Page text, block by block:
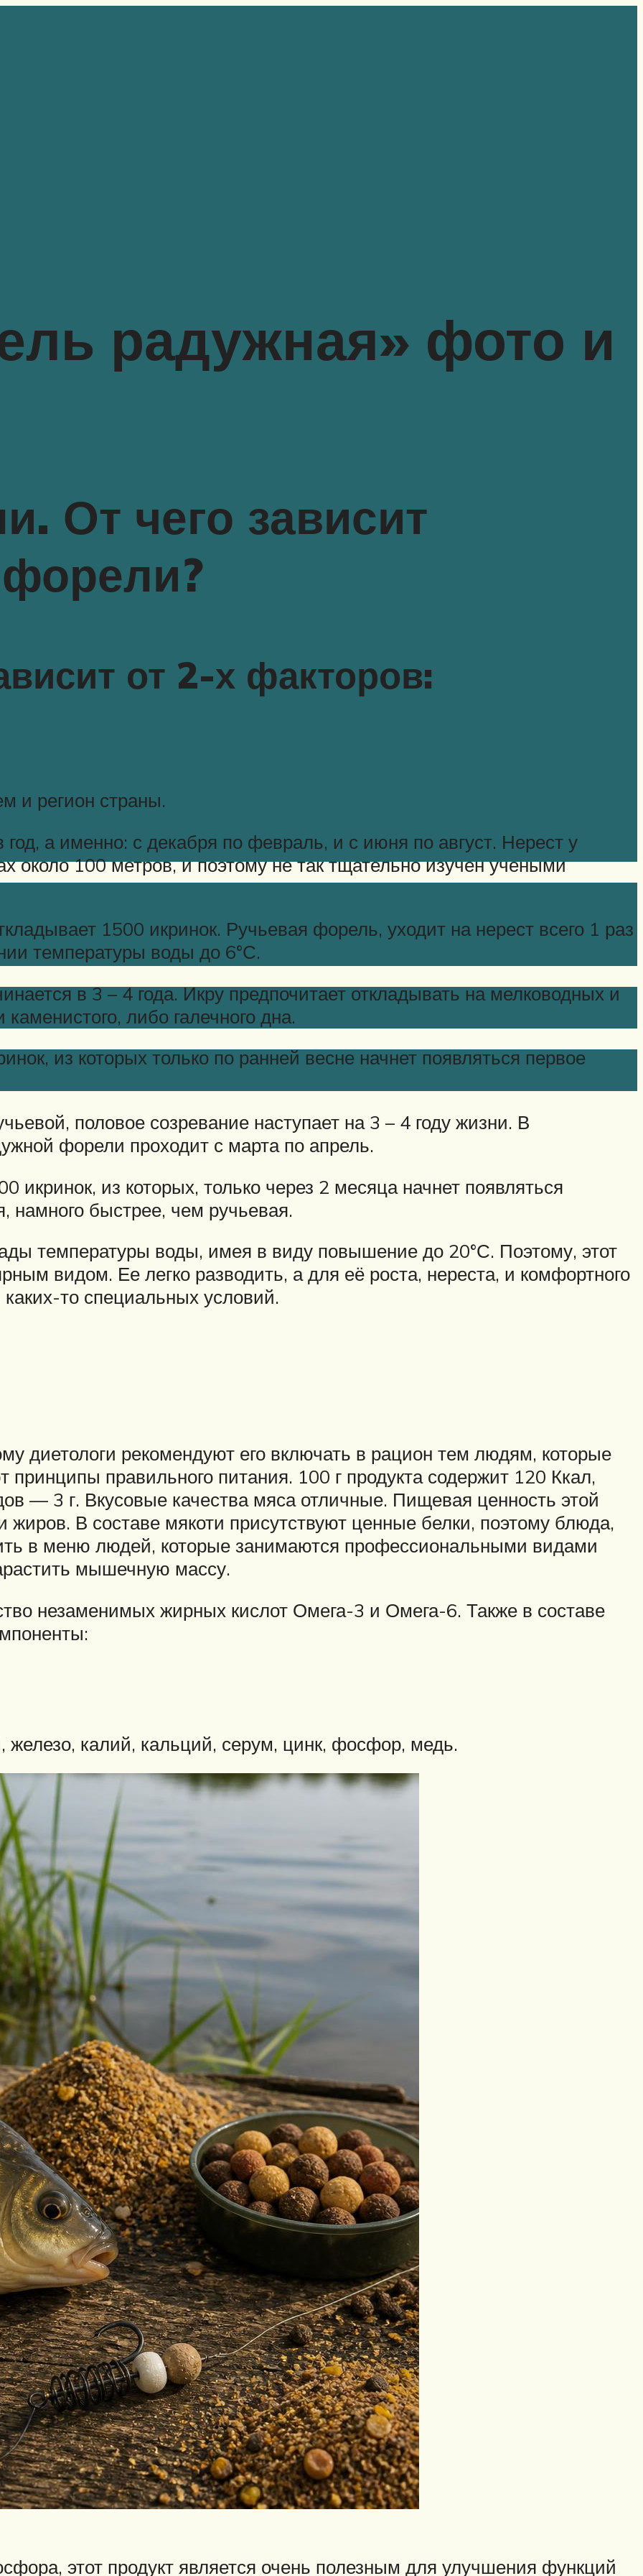
радужная» фото и
От чего зависит
от 2-х факторов:
и регион страны.
а именно: с декабря по февраль, и с июня по август. Нерест у
около 100 метров, и поэтому не так тщательно изучен учеными
1500 икринок. Ручьевая форель, уходит на нерест всего 1 раз
температуры воды до 6°С.
в 3 – 4 года. Икру предпочитает откладывать на мелководных и
либо галечного дна.
из которых только по ранней весне начнет появляться первое
половое созревание наступает на 3 – 4 году жизни. В
форели проходит с марта по апрель.
икринок, из которых, только через 2 месяца начнет появляться
намного быстрее, чем ручьевая.
температуры воды, имея в виду повышение до 20°С. Поэтому, этот
видом. Ее легко разводить, а для её роста, нереста, и комфортного
то специальных условий.
диетологи рекомендуют его включать в рацион тем людям, которые
правильного питания. 100 г продукта содержит 120 Ккал,
— 3 г. Вкусовые качества мяса отличные. Пищевая ценность этой
В составе мякоти присутствуют ценные белки, поэтому блюда,
в меню людей, которые занимаются профессиональными видами
мышечную массу.
незаменимых жирных кислот Омега-3 и Омега-6. Также в составе
калий, кальций, серум, цинк, фосфор, медь.
этот продукт является очень полезным для улучшения функций